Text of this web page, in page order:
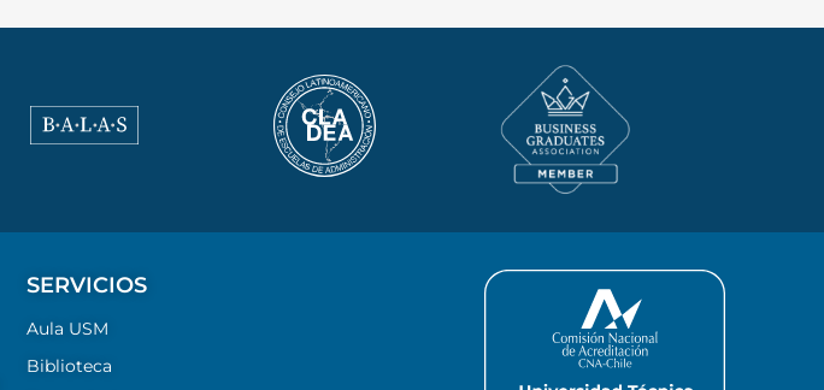
SERVICIOS
Aula USM
Biblioteca